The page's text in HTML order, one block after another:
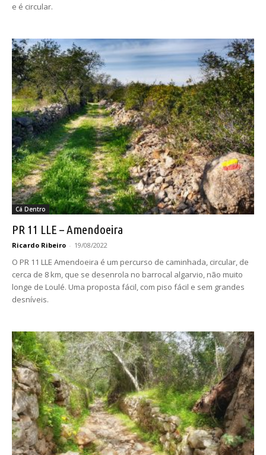
e é circular.
Cá Dentro
PR 11 LLE – Amendoeira
Ricardo Ribeiro - 19/08/2022
O PR 11 LLE Amendoeira é um percurso de caminhada, circular, de
cerca de 8 km, que se desenrola no barrocal algarvio, não muito
longe de Loulé. Uma proposta fácil, com piso fácil e sem grandes
desníveis.